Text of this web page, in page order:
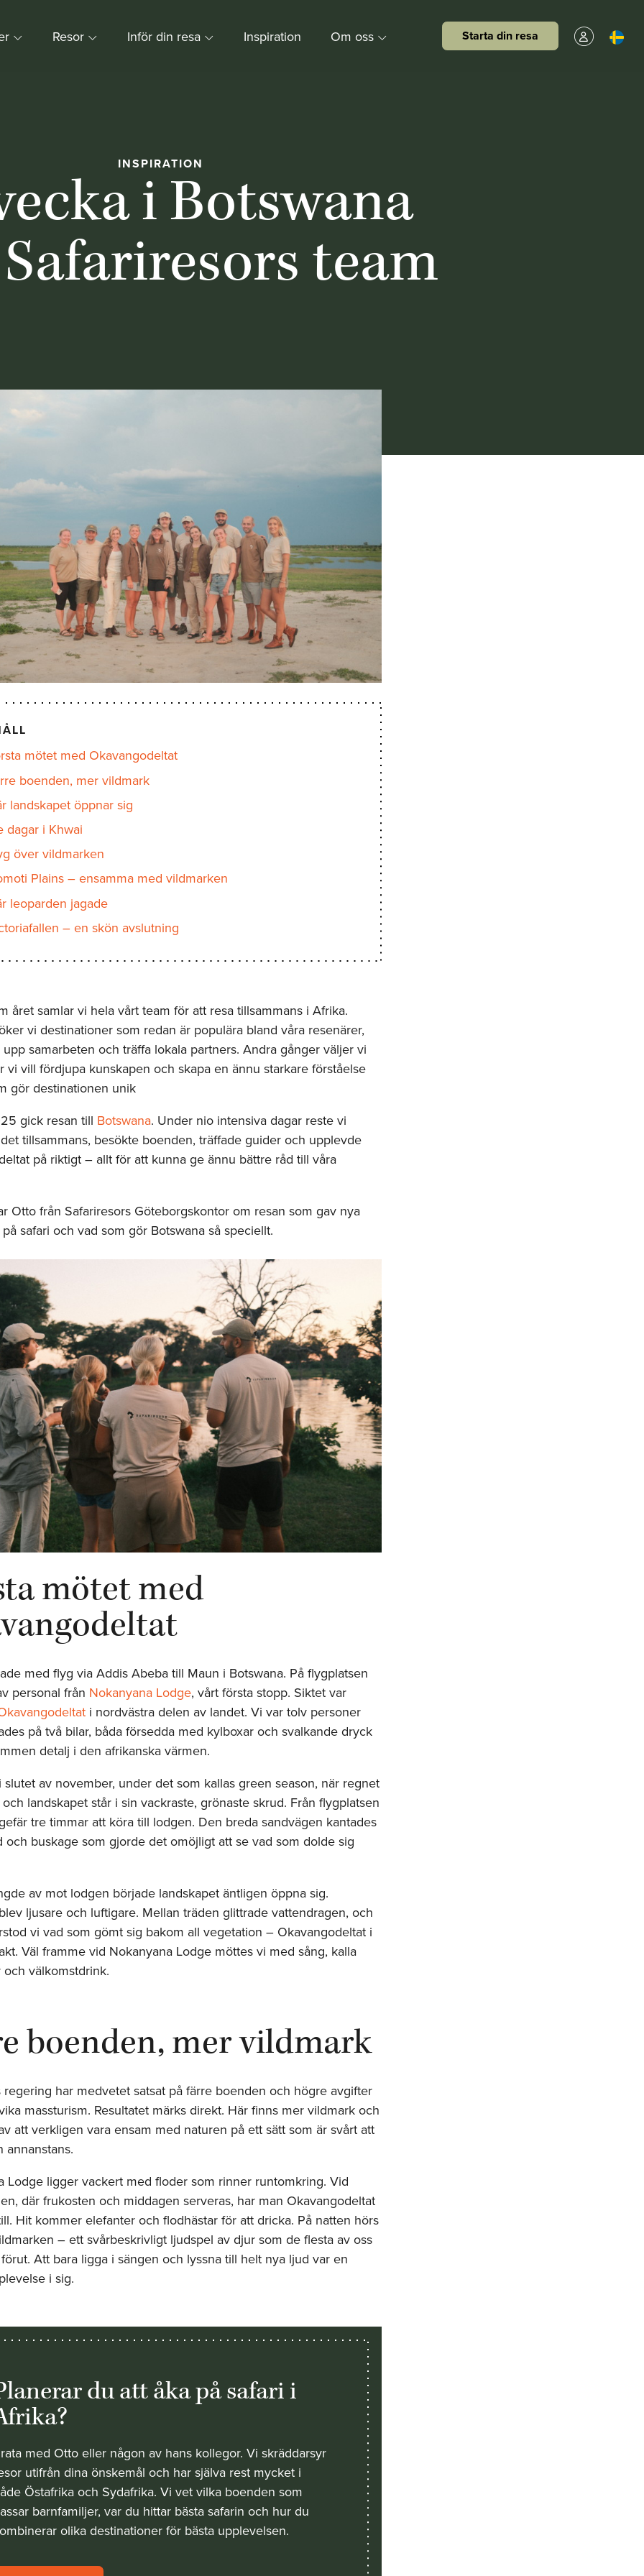
Resor Inför din resa Inspiration Om oss Starta din resa
INSPIRATION
i Botswana
team
mötet med Okavangodeltat
boenden, mer vildmark
landskapet öppnar sig
dagar i Khwai
över vildmarken
Plains – ensamma med vildmarken
leoparden jagade
– en skön avslutning
året samlar vi hela vårt team för att resa tillsammans i Afrika.
vi destinationer som redan är populära bland våra resenärer,
samarbeten och träffa lokala partners. Andra gånger väljer vi
vi vill fördjupa kunskapen och skapa en ännu starkare förståelse
gör destinationen unik
gick resan till Botswana. Under nio intensiva dagar reste vi
tillsammans, besökte boenden, träffade guider och upplevde
på riktigt – allt för att kunna ge ännu bättre råd till våra
Otto från Safariresors Göteborgskontor om resan som gav nya
safari och vad som gör Botswana så speciellt.
mötet med
med flyg via Addis Abeba till Maun i Botswana. På flygplatsen
personal från Nokanyana Lodge, vårt första stopp. Siktet var
i nordvästra delen av landet. Vi var tolv personer
på två bilar, båda försedda med kylboxar och svalkande dryck
detalj i den afrikanska värmen.
slutet av november, under det som kallas green season, när regnet
landskapet står i sin vackraste, grönaste skrud. Från flygplatsen
tre timmar att köra till lodgen. Den breda sandvägen kantades
och buskage som gjorde det omöjligt att se vad som dolde sig
av mot lodgen började landskapet äntligen öppna sig.
ljusare och luftigare. Mellan träden glittrade vattendragen, och
vi vad som gömt sig bakom all vegetation – Okavangodeltat i
Väl framme vid Nokanyana Lodge möttes vi med sång, kalla
välkomstdrink.
boenden, mer vildmark
regering har medvetet satsat på färre boenden och högre avgifter
massturism. Resultatet märks direkt. Här finns mer vildmark och
att verkligen vara ensam med naturen på ett sätt som är svårt att
annanstans.
Lodge ligger vackert med floder som rinner runtomkring. Vid
där frukosten och middagen serveras, har man Okavangodeltat
Hit kommer elefanter och flodhästar för att dricka. På natten hörs
– ett svårbeskrivligt ljud­spel av djur som de flesta av oss
Att bara ligga i sängen och lyssna till helt nya ljud var en
i sig.
du att åka på safari i
med Otto eller någon av hans kollegor. Vi skräddarsyr
utifrån dina önskemål och har själva rest mycket i
Östafrika och Sydafrika. Vi vet vilka boenden som
barnfamiljer, var du hittar bästa safarin och hur du
olika destinationer för bästa upplevelsen.